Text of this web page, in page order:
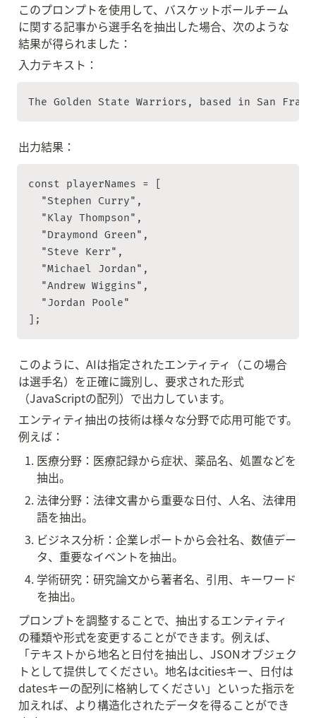
このプロンプトを使用して、バスケットボールチーム
に関する記事から選手名を抽出した場合、次のような
結果が得られました：
入力テキスト：
The Golden State Warriors, based in San
出力結果：
const playerNames = [
"Stephen Curry",
"Klay Thompson",
"Draymond Green",
"Steve Kerr",
"Michael Jordan",
"Andrew Wiggins",
"Jordan Poole"
];
このように、AIは指定されたエンティティ（この場合
は選手名）を正確に識別し、要求された形式
（JavaScriptの配列）で出力しています。
エンティティ抽出の技術は様々な分野で応用可能です。
例えば：
医療分野：医療記録から症状、薬品名、処置などを
抽出。
法律分野：法律文書から重要な日付、人名、法律用
語を抽出。
ビジネス分析：企業レポートから会社名、数値デー
タ、重要なイベントを抽出。
学術研究：研究論文から著者名、引用、キーワード
を抽出。
プロンプトを調整することで、抽出するエンティティ
の種類や形式を変更することができます。例えば、
「テキストから地名と日付を抽出し、JSONオブジェク
トとして提供してください。地名はcitiesキー、日付は
datesキーの配列に格納してください」といった指示を
加えれば、より構造化されたデータを得ることができ